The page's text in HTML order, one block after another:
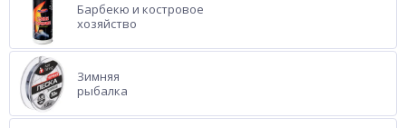
Барбекю и костровое
хозяйство
Зимняя
рыбалка